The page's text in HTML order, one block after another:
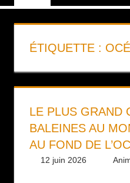
ÉTIQUETTE :
LE PLUS GRAND
BALEINES AU
AU FOND DE
12 juin 2026